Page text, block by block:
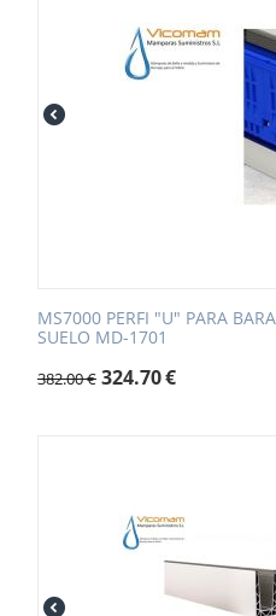
MS7000 PERFI "U" PARA
SUELO MD-1701
382.00€ 324.70€